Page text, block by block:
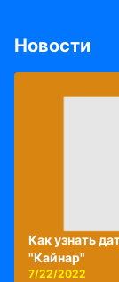
Новости
Как узнать
"Кайнар"
7/22/2022